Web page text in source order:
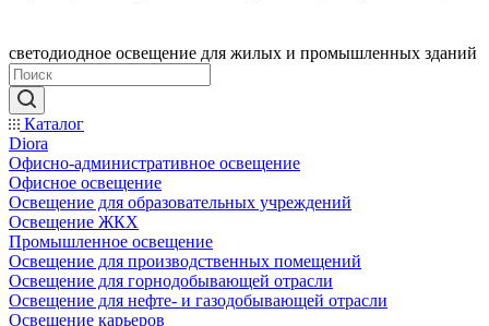
светодиодное освещение для жилых и промышленных зданий
Каталог
Diora
Офисно-административное освещение
Офисное освещение
Освещение для образовательных учреждений
Освещение ЖКХ
Промышленное освещение
Освещение для производственных помещений
Освещение для горнодобывающей отрасли
Освещение для нефте- и газодобывающей отрасли
Освещение карьеров